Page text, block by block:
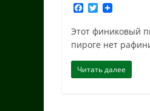
c
e
b
o
k
T
i
t
t
r
Этот финиковый
пироге нет
Читать далее